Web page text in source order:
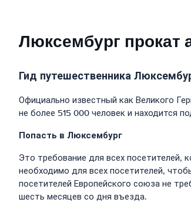
Люксембург прокат
Гид путешественника
Официально известный как Великого
не более 515 000 человек и находится
Попасть в Люксембург
Это требование для всех
необходимо для всех посетителей,
посетителей Европейского союза не
шесть месяцев со дня въезда.